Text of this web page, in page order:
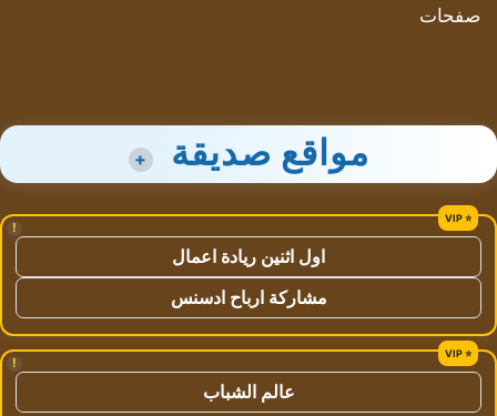
صفحات
مواقع صديقة +
!
اول اثنين ريادة اعمال
مشاركة ارباح ادسنس
!
عالم الشباب